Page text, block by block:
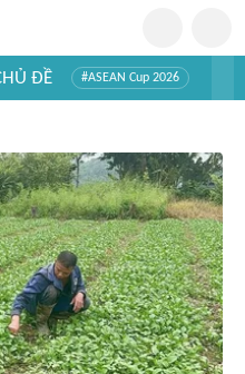
ĐỀ #ASEAN Cup 2026